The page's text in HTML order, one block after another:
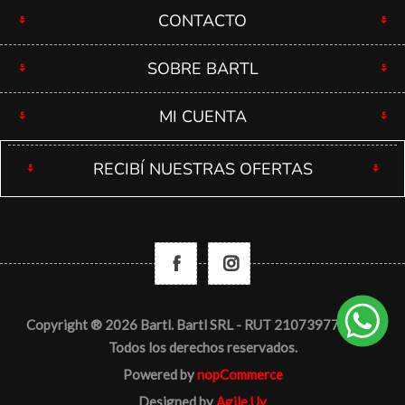
CONTACTO
SOBRE BARTL
MI CUENTA
RECIBÍ NUESTRAS OFERTAS
Copyright ® 2026 Bartl. Bartl SRL - RUT 210739770012 -
Todos los derechos reservados.
Powered bynopCommerce
Designed byAgile.Uy